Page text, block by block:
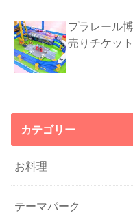
プラレール
売りチケッ
カテゴリー
お料理
テーマパーク